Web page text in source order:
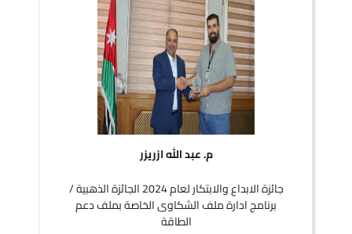
م. عبد الله ازريزر
جائزة الابداع والابتكار لعام 2024 الجائزة الذهبية /
برنامج ادارة ملف الشكاوى الخاصة بملف دعم
الطاقة